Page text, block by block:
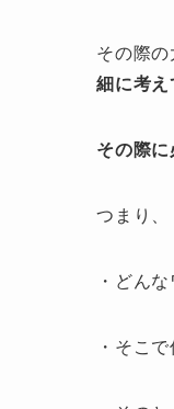
その際の
細に考
その際
つまり、
・どん
・そこ